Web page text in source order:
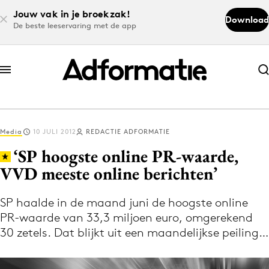
Jouw vak in je broekzak!
De beste leeservaring met de app
Download
Abonneer nu
Abonneer nu
Log in
Volg het laatste nieuws via de Adformatie
Nieuws app
Media 10 JULI 2012 REDACTIE ADFORMATIE
‘SP hoogste online PR-waarde,
VVD meeste online berichten’
SP haalde in de maand juni de hoogste online
PR-waarde van 33,3 miljoen euro, omgerekend
30 zetels. Dat blijkt uit een maandelijkse peiling…